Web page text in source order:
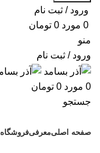
ورود / ثبت نام
0 مورد 0 تومان
منو
ورود / ثبت نام
0 مورد 0 تومان
جستجو
صفحه اصلیمعرفیفروشگاه